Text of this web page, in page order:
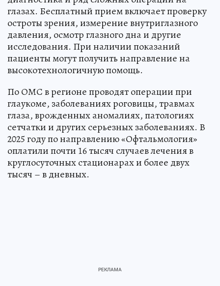
глазах. Бесплатный прием включает проверку
остроты зрения, измерение внутриглазного
давления, осмотр глазного дна и другие
исследования. При наличии показаний
пациенты могут получить направление на
высокотехнологичную помощь.
По ОМС в регионе проводят операции при
глаукоме, заболеваниях роговицы, травмах
глаза, врожденных аномалиях, патологиях
сетчатки и других серьезных заболеваниях. В
2025 году по направлению «Офтальмология»
оплатили почти 16 тысяч случаев лечения в
круглосуточных стационарах и более двух
тысяч – в дневных.